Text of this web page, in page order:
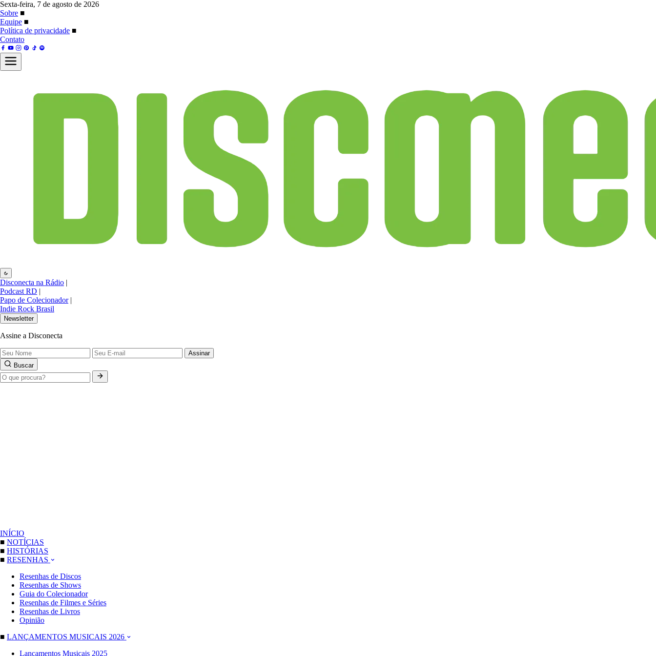
Sexta-feira, 7 de agosto de 2026
Sobre ■
Equipe ■
Política de privacidade ■
Contato
Disconecta na Rádio |
Podcast RD |
Papo de Colecionador |
Indie Rock Brasil
Newsletter
Assine a Disconecta
Assinar
Buscar
INÍCIO
■ NOTÍCIAS
■ HISTÓRIAS
■ RESENHAS
Resenhas de Discos
Resenhas de Shows
Guia do Colecionador
Resenhas de Filmes e Séries
Resenhas de Livros
Opinião
■ LANÇAMENTOS MUSICAIS 2026
Lançamentos Musicais 2025